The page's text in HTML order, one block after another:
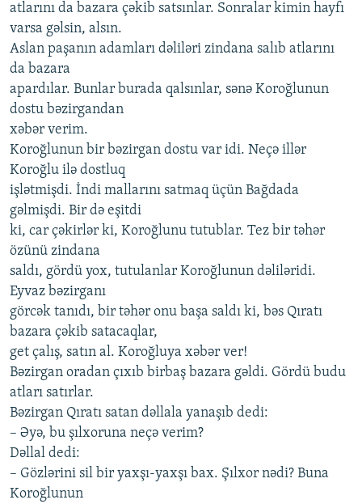
atlarını da bazara çəkib satsınlar. Sonralar kimin hayfı
varsa gəlsin, alsın.
Aslan paşanın adamları dəliləri zindana salıb atlarını
da bazara
apardılar. Bunlar burada qalsınlar, sənə Koroğlunun
dostu bəzirgandan
xəbər verim.
Koroğlunun bir bəzirgan dostu var idi. Neçə illər
Koroğlu ilə dostluq
işlətmişdi. İndi mallarını satmaq üçün Bağdada
gəlmişdi. Bir də eşitdi
ki, car çəkirlər ki, Koroğlunu tutublar. Tez bir təhər
özünü zindana
saldı, gördü yox, tutulanlar Koroğlunun dəliləridi.
Eyvaz bəzirganı
görcək tanıdı, bir təhər onu başa saldı ki, bəs Qıratı
bazara çəkib satacaqlar,
get çalış, satın al. Koroğluya xəbər ver!
Bəzirgan oradan çıxıb birbaş bazara gəldi. Gördü budu
atları satırlar.
Bəzirgan Qıratı satan dəllala yanaşıb dedi:
– Əyə, bu şılxoruna neçə verim?
Dəllal dedi:
– Gözlərini sil bir yaxşı-yaxşı bax. Şılxor nədi? Buna
Koroğlunun